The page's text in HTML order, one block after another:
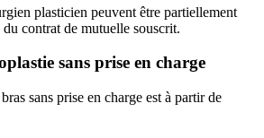
plasticien peuvent être partiellement
contrat de mutuelle souscrit.
sans prise en charge
sans prise en charge est à partir de